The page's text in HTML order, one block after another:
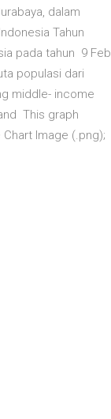
dalam
Tahun
pada tahun 9 Feb
populasi dari
middle- income
This graph
Image (.png);